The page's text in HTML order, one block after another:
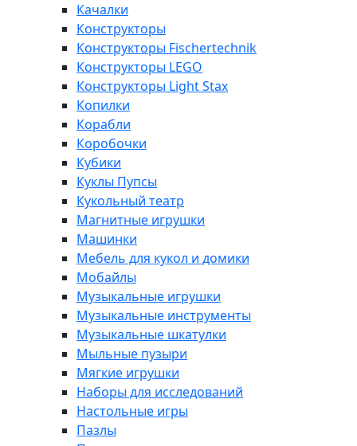
Качалки
Конструкторы
Конструкторы Fisсhertechnik
Конструкторы LEGO
Конструкторы Light Stax
Копилки
Корабли
Коробочки
Кубики
Куклы Пупсы
Кукольный театр
Магнитные игрушки
Машинки
Мебель для кукол и домики
Мобайлы
Музыкальные игрушки
Музыкальные инструменты
Музыкальные шкатулки
Мыльные пузыри
Мягкие игрушки
Наборы для исследований
Настольные игры
Пазлы